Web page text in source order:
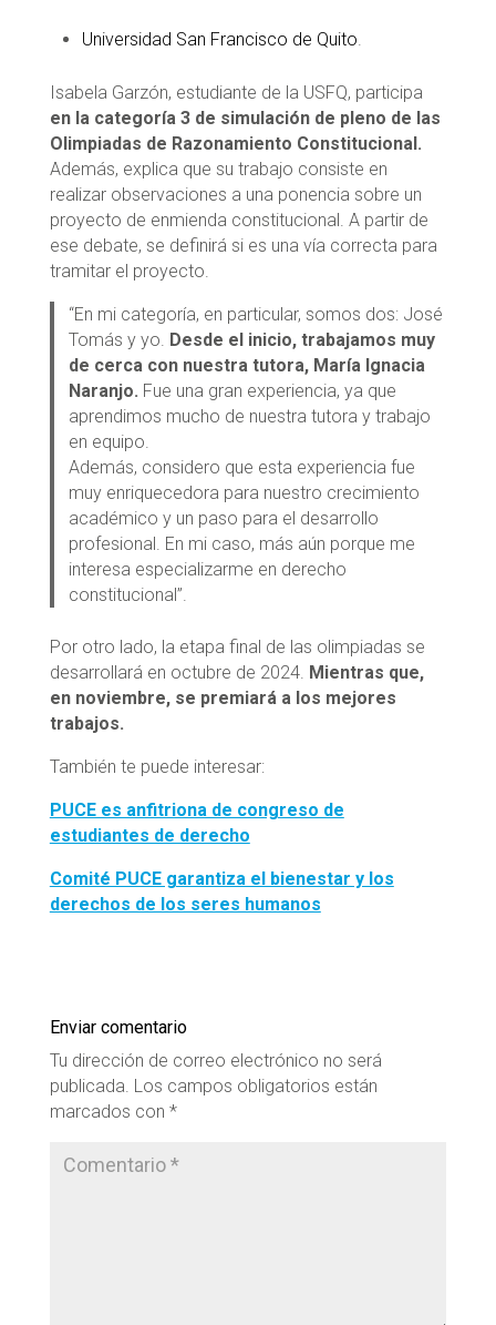
Universidad San Francisco de Quito
Isabela Garzón, estudiante de la USFQ, participa
en la categoría 3 de simulación de pleno de las
Olimpiadas de Razonamiento Constitucional.
Además, explica que su trabajo consiste en
realizar observaciones a una ponencia sobre un
proyecto de enmienda constitucional. A partir de
ese debate, se definirá si es una vía correcta para
tramitar el proyecto.
“En mi categoría, en particular, somos dos: José
Tomás y yo. Desde el inicio, trabajamos muy
de cerca con nuestra tutora, María Ignacia
Naranjo. Fue una gran experiencia, ya que
aprendimos mucho de nuestra tutora y trabajo
en equipo.
Además, considero que esta experiencia fue
muy enriquecedora para nuestro crecimiento
académico y un paso para el desarrollo
profesional. En mi caso, más aún porque me
interesa especializarme en derecho
constitucional”.
Por otro lado, la etapa final de las olimpiadas se
desarrollará en octubre de 2024. Mientras que,
en noviembre, se premiará a los mejores
trabajos.
También te puede interesar:
PUCE es anfitriona de congreso de
estudiantes de derecho
Comité PUCE garantiza el bienestar y los
derechos de los seres humanos
Enviar comentario
Tu dirección de correo electrónico no será
publicada. Los campos obligatorios están
marcados con *